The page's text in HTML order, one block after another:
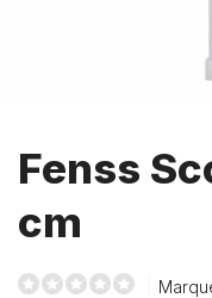
Fenss
cm